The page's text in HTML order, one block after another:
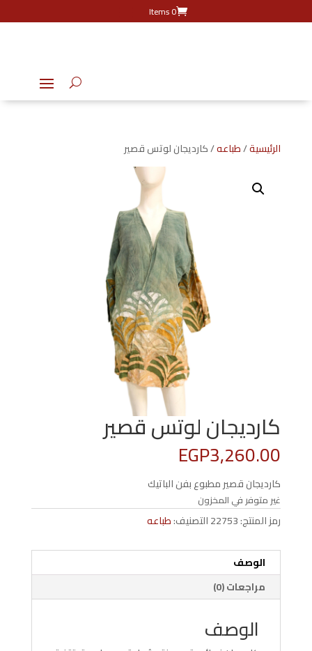
0 Items
الرئيسية/طباعه/ كارديجان لوتس قصير
كارديجان لوتس قصير
EGP3,260.00
كارديجان قصير مطبوع بفن الباتيك
غير متوفر في المخزون
رمز المنتج:22753التصنيف:طباعه
الوصف
مراجعات (0)
الوصف